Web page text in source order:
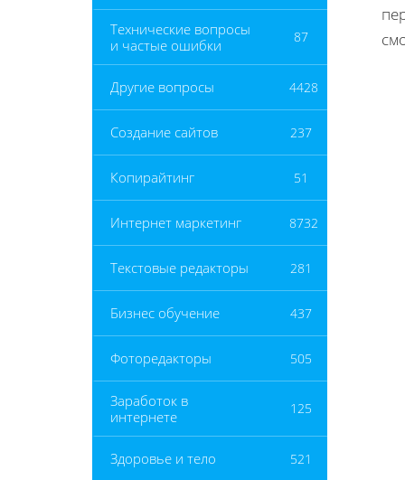
Технические вопросы
и частые ошибки
87
Другие вопросы 4428
Создание сайтов 237
Копирайтинг 51
Интернет маркетинг 8732
Текстовые редакторы 281
Бизнес обучение 437
Фоторедакторы 505
Заработок в
интернете
125
Здоровье и тело 521